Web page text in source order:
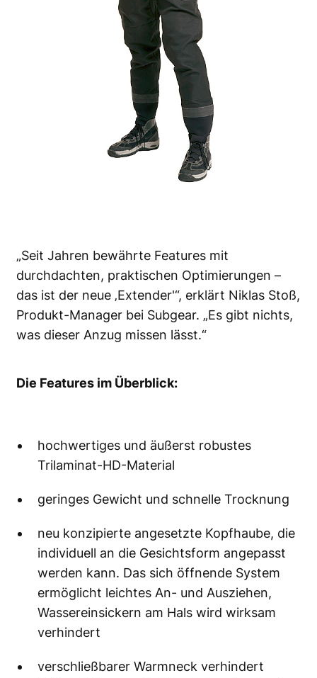
„Seit Jahren bewährte Features mit
durchdachten, praktischen Optimierungen –
das ist der neue ‚Extender'“, erklärt Niklas Stoß,
Produkt-Manager bei Subgear. „Es gibt nichts,
was dieser Anzug missen lässt.“
Die Features im Überblick:
hochwertiges und äußerst robustes
Trilaminat-HD-Material
geringes Gewicht und schnelle Trocknung
neu konzipierte angesetzte Kopfhaube, die
individuell an die Gesichtsform angepasst
werden kann. Das sich öffnende System
ermöglicht leichtes An- und Ausziehen,
Wassereinsickern am Hals wird wirksam
verhindert
verschließbarer Warmneck verhindert